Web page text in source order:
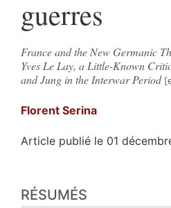
guerres
France and the New Germanic
Yves Le Lay, a Little-Known
and Jung in the Interwar Period
Florent Serina
Article publié le 01
Index
RÉSUMÉS